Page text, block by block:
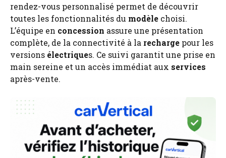
rendez-vous personnalisé permet de découvrir
toutes les fonctionnalités du modèle choisi.
L’équipe en concession assure une présentation
complète, de la connectivité à la recharge pour les
versions électriques. Ce suivi garantit une prise en
main sereine et un accès immédiat aux services
après-vente.